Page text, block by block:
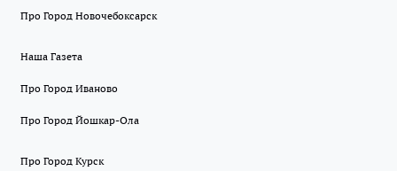
Про Город Новочебоксарск
Наша Газета
Про Город Иваново
Про Город Йошкар-Ола
Про Город Курск